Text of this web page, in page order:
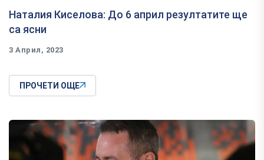
Наталия Киселова: До 6 април резултатите ще
са ясни
3 Април, 2023
ПРОЧЕТИ ОЩЕ